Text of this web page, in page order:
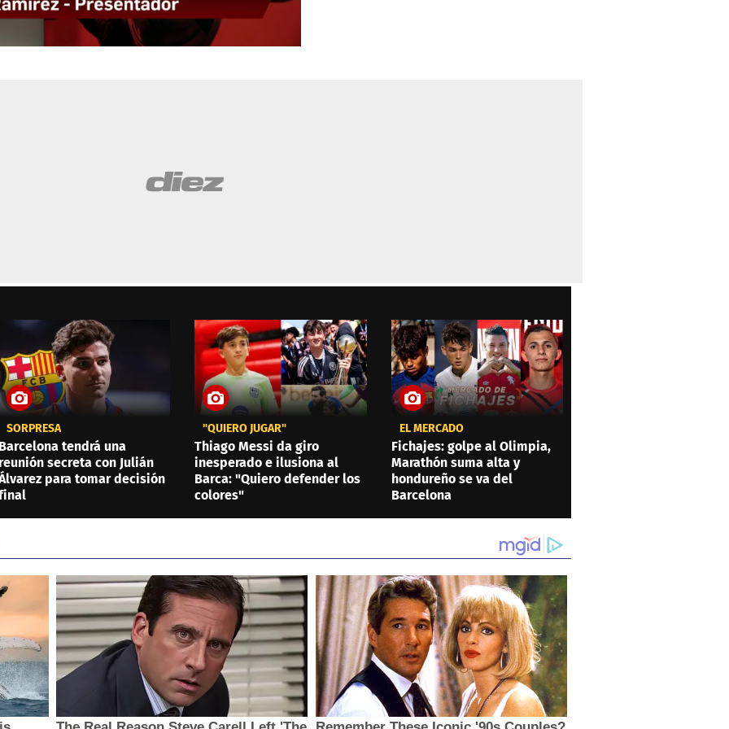
SORPRESA
Barcelona tendrá una
reunión secreta con Julián
para tomar decisión
"QUIERO JUGAR"
Thiago Messi da giro
inesperado e ilusiona al
Barca: "Quiero defender los
colores"
EL MERCADO
Fichajes: golpe al Olimpia,
Marathón suma alta y
hondureño se va del
Barcelona